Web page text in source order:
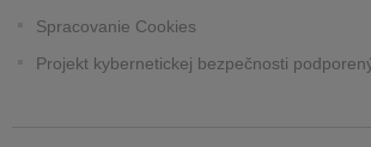
Spracovanie Cookies
Projekt kybernetickej bezpečnosti